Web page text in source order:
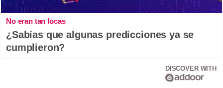
No eran tan locas
¿Sabías que algunas predicciones ya se
cumplieron?
DISCOVER WITH